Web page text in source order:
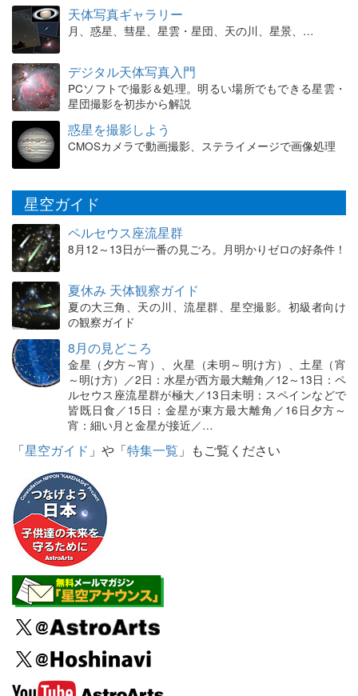
天体写真ギャラリー
月、惑星、彗星、星雲・星団、天の川、星景、…
デジタル天体写真入門
PCソフトで撮影＆処理。明るい場所でもできる星雲・
星団撮影を初歩から解説
惑星を撮影しよう
CMOSカメラで動画撮影、ステライメージで画像処理
星空ガイド
ペルセウス座流星群
8月12～13日が一番の見ごろ。月明かりゼロの好条件！
夏休み 天体観察ガイド
夏の大三角、天の川、流星群、星空撮影。初級者向け
の観察ガイド
8月の見どころ
金星（夕方～宵）、火星（未明～明け方）、土星（宵
～明け方）／2日：水星が西方最大離角／12～13日：ペ
ルセウス座流星群が極大／13日未明：スペインなどで
皆既日食／15日：金星が東方最大離角／16日夕方～
宵：細い月と金星が接近／…
「星空ガイド 」や「特集一覧 」もご覧ください